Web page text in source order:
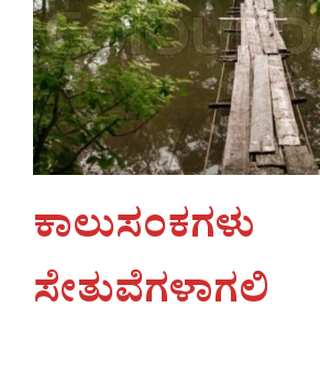
ಕಾಲುಸಂಕಗಳು
ಸೇತುವೆಗಳಾಗಲಿ